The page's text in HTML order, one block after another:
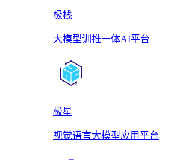
极栈
大模型训推一体AI平台
极星
视觉语言大模型应用平台